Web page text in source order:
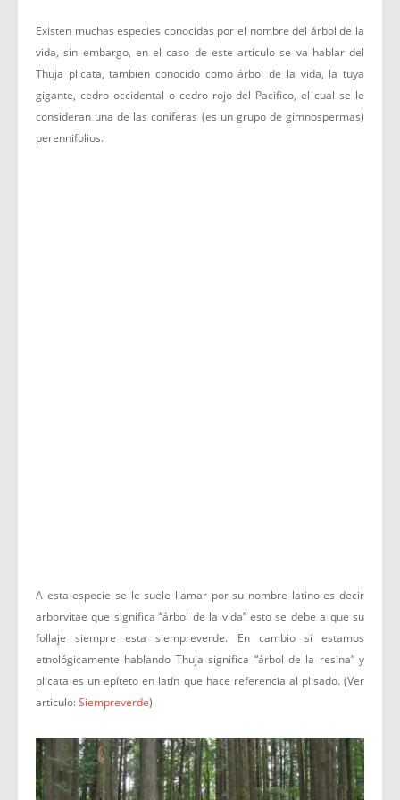
Existen muchas especies conocidas por el nombre del árbol de la
vida, sin embargo, en el caso de este artículo se va hablar del
Thuja plicata, tambien conocido como árbol de la vida, la tuya
gigante, cedro occidental o cedro rojo del Pacifico, el cual se le
consideran una de las coníferas (es un grupo de gimnospermas)
perennifolios.
A esta especie se le suele llamar por su nombre latino es decir
arborvítae que significa “árbol de la vida” esto se debe a que su
follaje siempre esta siempreverde. En cambio sí estamos
etnológicamente hablando Thuja significa “árbol de la resina” y
plicata es un epíteto en latín que hace referencia al plisado. (Ver
articulo:Siempreverde)